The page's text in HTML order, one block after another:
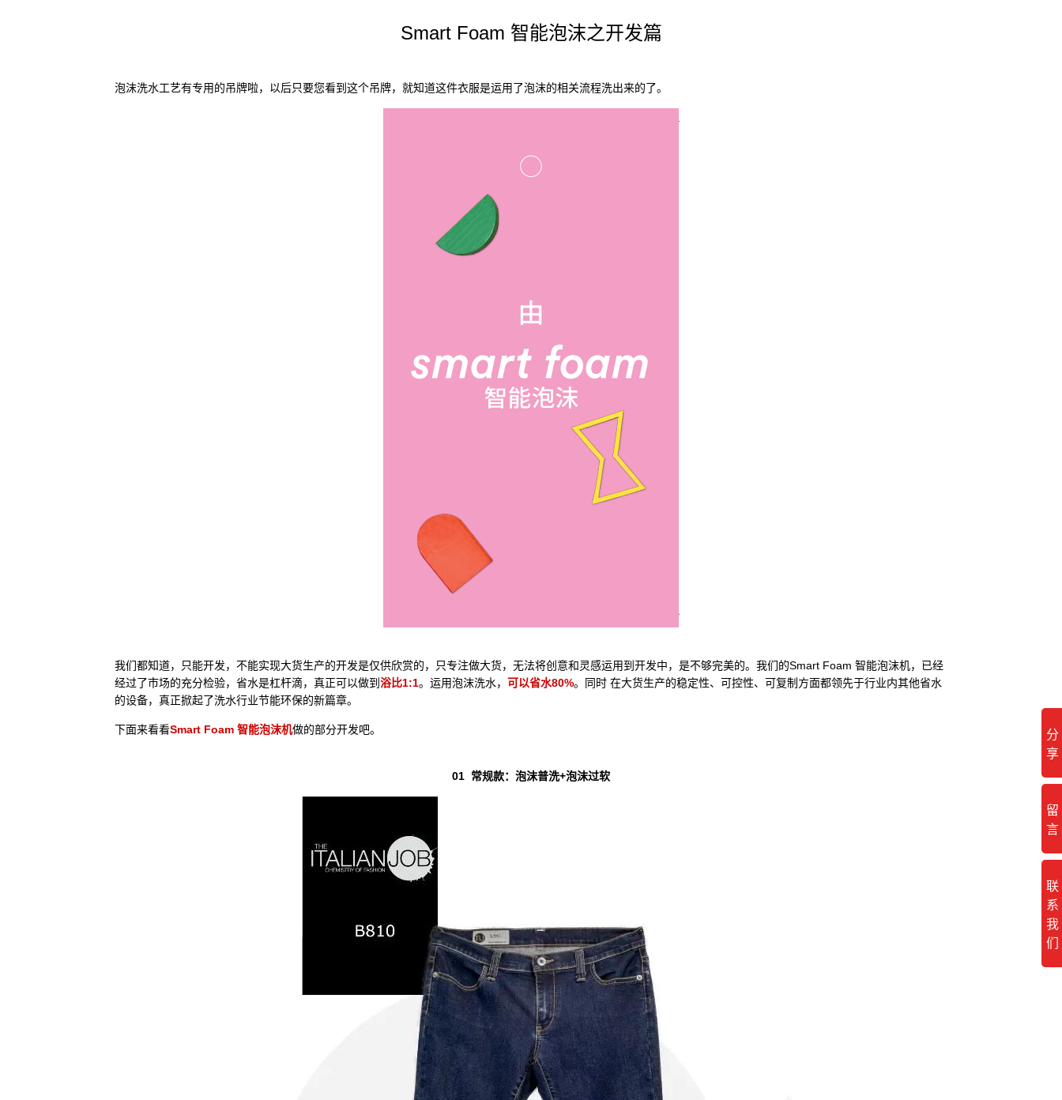
分
享
留
言
联
系
我
们
Smart Foam 智能泡沫之开发篇
泡沫洗水工艺有专用的吊牌啦，以后只要您看到这个吊牌，就知道这件衣服是运用了泡沫的相关流程洗出来的了。
我们都知道，只能开发，不能实现大货生产的开发是仅供欣赏的，只专注做大货，无法将创意和灵感运用到开发中，是不够完美的。我们的Smart Foam 智能泡沫机，已经
经过了市场的充分检验，省水是杠杆滴，真正可以做到浴比1:1。运用泡沫洗水，可以省水80%。同时 在大货生产的稳定性、可控性、可复制方面都领先于行业内其他省水
的设备，真正掀起了洗水行业节能环保的新篇章。
下面来看看Smart Foam 智能泡沫机做的部分开发吧。
01 常规款：泡沫普洗+泡沫过软